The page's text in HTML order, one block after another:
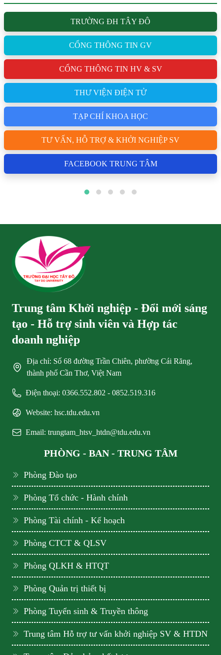
TRƯỜNG ĐH TÂY ĐÔ
CỔNG THÔNG TIN GV
CỔNG THÔNG TIN HV & SV
THƯ VIỆN ĐIỆN TỬ
TẠP CHÍ KHOA HỌC
TƯ VẤN, HỖ TRỢ & KHỞI NGHIỆP SV
FACEBOOK TRUNG TÂM
Trung tâm Khởi nghiệp - Đổi mới sáng
tạo - Hỗ trợ sinh viên và Hợp tác
doanh nghiệp
Địa chỉ: Số 68 đường Trần Chiên, phường Cái Răng,
thành phố Cần Thơ, Việt Nam
Điện thoại: 0366.552.802 - 0852.519.316
Website: hsc.tdu.edu.vn
Email: trungtam_htsv_htdn@tdu.edu.vn
PHÒNG - BAN - TRUNG TÂM
Phòng Đào tạo
Phòng Tổ chức - Hành chính
Phòng Tài chính - Kế hoạch
Phòng CTCT & QLSV
Phòng QLKH & HTQT
Phòng Quản trị thiết bị
Phòng Tuyển sinh & Truyền thông
Trung tâm Hỗ trợ tư vấn khởi nghiệp SV & HTDN